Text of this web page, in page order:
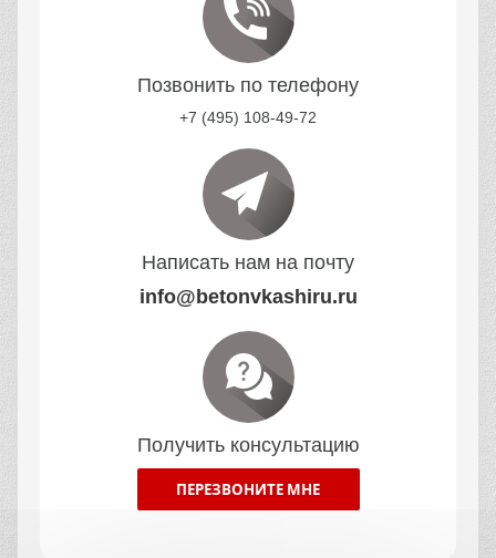
Позвонить по телефону
+7 (495) 108-49-72
Написать нам на почту
info@betonvkashiru.ru
Получить консультацию
ПЕРЕЗВОНИТЕ МНЕ